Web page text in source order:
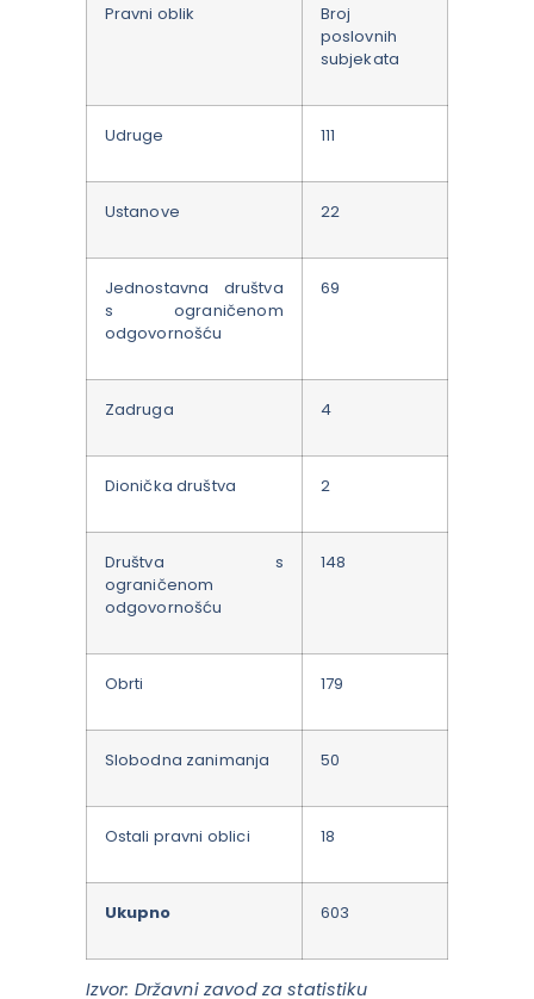
Pravni oblik
Broj
poslovnih
subjekata
Udruge 111
Ustanove 22
Jednostavna društva
s ograničenom
odgovornošću
69
Zadruga 4
Dionička društva 2
Društva s
ograničenom
odgovornošću
148
Obrti 179
Slobodna zanimanja 50
Ostali pravni oblici 18
Ukupno 603
Izvor: Državni zavod za statistiku